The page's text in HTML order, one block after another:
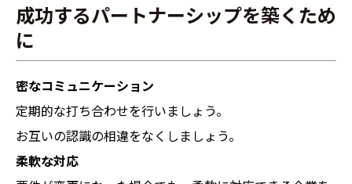
成功するパートナーシップを築くため
に
密なコミュニケーション
定期的な打ち合わせを行いましょう。
お互いの認識の相違をなくしましょう。
柔軟な対応